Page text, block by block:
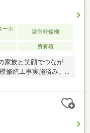
ーホ
浴室乾燥機
所有権
家族と笑顔でつなが
修繕工事実施済み。
せる環境です（細則
約270m）へ遊びに行
らではの贅沢な日常が
ルリノベーション完
の住まい。専有面積
、お洒落な家具やエ